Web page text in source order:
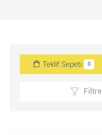
Teklif Sepeti 0
Filtre